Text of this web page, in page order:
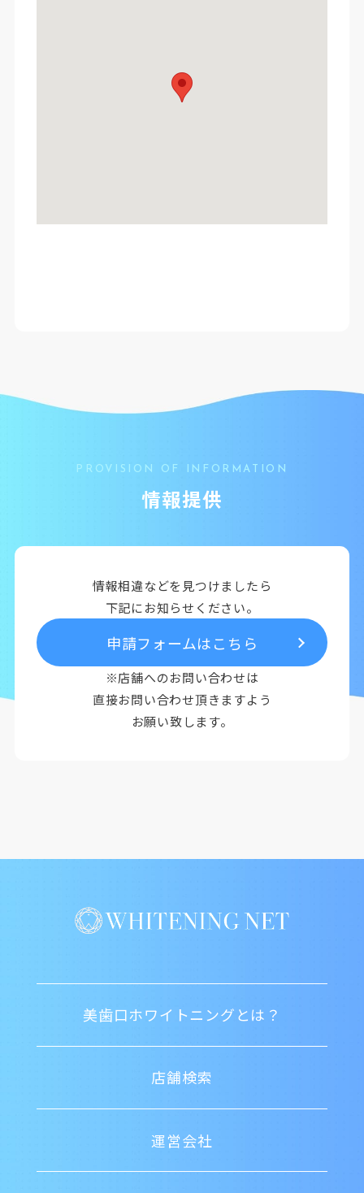
PROVISION OF INFORMATION
情報提供
情報相違などを見つけましたら
下記にお知らせください。
申請フォームはこちら
※店舗へのお問い合わせは
直接お問い合わせ頂きますよう
お願い致します。
美歯口ホワイトニングとは？
店舗検索
運営会社